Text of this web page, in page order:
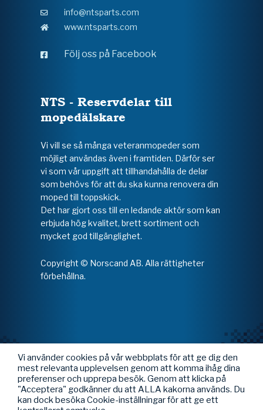
info@ntsparts.com
www.ntsparts.com
Följ oss på Facebook
NTS - Reservdelar till
mopedälskare
Vi vill se så många veteranmopeder som
möjligt användas även i framtiden. Därför ser
vi som vår uppgift att tillhandahålla de delar
som behövs för att du ska kunna renovera din
moped till toppskick.
Det har gjort oss till en ledande aktör som kan
erbjuda hög kvalitet, brett sortiment och
mycket god tillgänglighet.
Copyright © Norscand AB. Alla rättigheter
förbehållna.
Vi använder cookies på vår webbplats för att ge dig den
mest relevanta upplevelsen genom att komma ihåg dina
preferenser och upprepa besök. Genom att klicka på
"Acceptera" godkänner du att ALLA kakorna används. Du
kan dock besöka Cookie-inställningar för att ge ett